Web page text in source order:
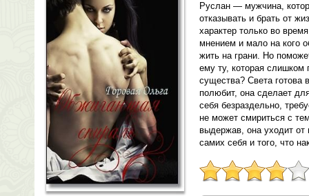
Руслан — мужчина,
отказывать и брать от
характер только во
мнением и мало на кого
жить на грани. Но
ему ту, которая слишком
существа? Света готова
полюбит, она сделает
себя безраздельно,
не может смириться с
выдержав, она уходит от
самих себя и того, что